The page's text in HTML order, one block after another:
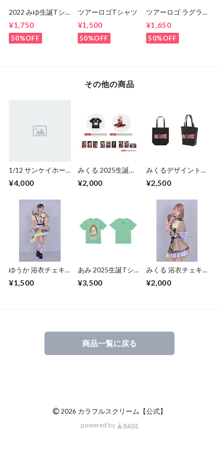
2022 みゆ生誕Tシ
¥1,750
50%OFF
ツアーロゴTシャツ
¥1,500
50%OFF
ツアーロゴ ラグラ
¥1,650
50%OFF
その他の商品
1/12 サンケイホー
ンライブ DVD
¥4,000
みくる 2025生誕ア
¥2,000
みくるデザイントー
¥2,500
ゆうか 浴衣チェキ
¥1,500
あみ 2025生誕Tシ
¥3,500
みくる 浴衣チェキ
¥2,000
商品一覧に戻る
© 2026 カラフルスクリーム【公式】
powered by